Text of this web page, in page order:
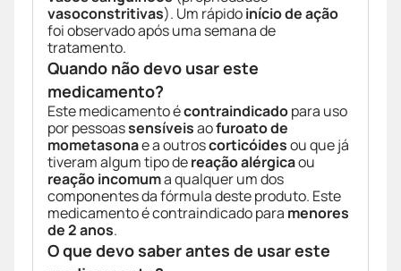
vasoconstritivas). Um rápidoinício de ação
foi observado após uma semana de
tratamento.
Quando não devo usar este
medicamento?
Este medicamento écontraindicadopara uso
por pessoassensíveisaofuroato de
mometasonae a outroscorticóidesou que já
tiveram algum tipo dereação alérgicaou
reação incomuma qualquer um dos
componentes da fórmula deste produto. Este
medicamento é contraindicado para menores
de 2 anos.
O que devo saber antes de usar este